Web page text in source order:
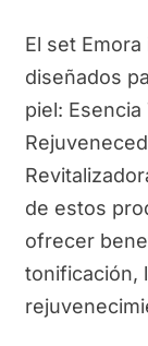
El set
diseñados
piel:
de estos
ofrecer
tonificación,